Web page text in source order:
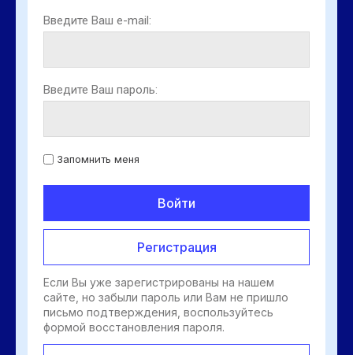
Введите Ваш e-mail:
Введите Ваш пароль:
Запомнить меня
Войти
Регистрация
Если Вы уже зарегистрированы на нашем
сайте, но забыли пароль или Вам не пришло
письмо подтверждения, воспользуйтесь
формой восстановления пароля.